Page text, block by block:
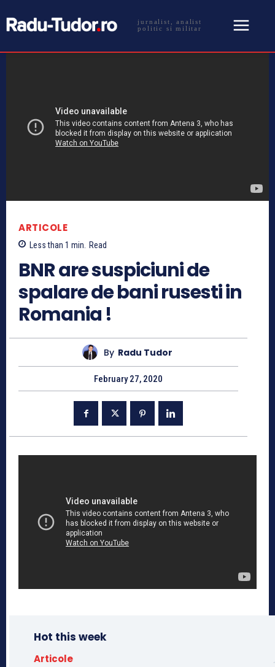
jurnalist, analist
politic si militar
ARTICOLE
Less than 1 min. Read
BNR are suspiciuni de
spalare de bani rusesti in
Romania !
By Radu Tudor
February 27, 2020
Hot this week
Articole